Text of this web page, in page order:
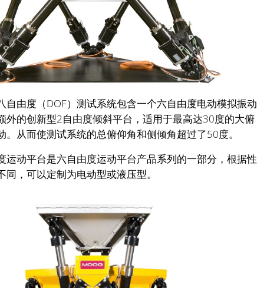
自由度（DOF）测试系统包含一个六自由度电动模拟振动
外的创新型2自由度倾斜平台，适用于最高达30度的大俯
。从而使测试系统的总俯仰角和侧倾角超过了50度。
运动平台是六自由度运动平台产品系列的一部分，根据性
同，可以定制为电动型或液压型。